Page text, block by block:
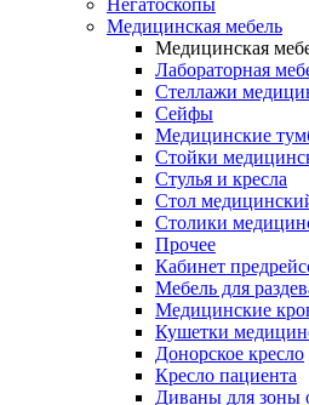
Негатоскопы
Медицинская мебель
Медицинская
Лабораторная
Стеллажи
Сейфы
Медицинские
Стойки
Cтулья и кресла
Стол
Столики
Прочее
Кабинет
Мебель для
Медицинские
Кушетки
Донорское кресло
Кресло пациента
Диваны для зоны